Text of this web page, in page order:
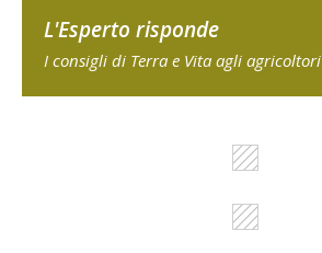
L'Esperto risponde
I consigli di Terra e Vita agli agricoltori